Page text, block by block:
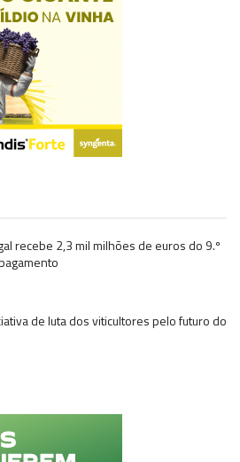
recebe 2,3 mil milhões de euros do 9.º
de luta dos viticultores pelo futuro do